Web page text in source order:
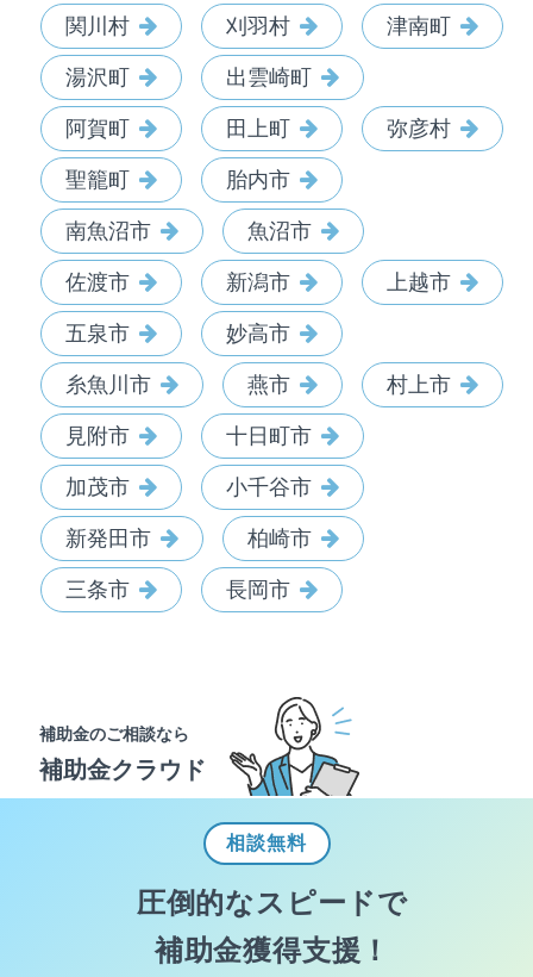
関川村 刈羽村 津南町
湯沢町 出雲崎町
阿賀町 田上町 弥彦村
聖籠町 胎内市
南魚沼市 魚沼市
佐渡市 新潟市 上越市
五泉市 妙高市
糸魚川市 燕市 村上市
見附市 十日町市
加茂市 小千谷市
新発田市 柏崎市
三条市 長岡市
補助金のご相談なら
補助金クラウド
相談無料
圧倒的なスピードで
補助金獲得支援！